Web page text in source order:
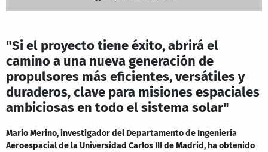
"Si el proyecto tiene éxito, abrirá el
camino a una nueva generación de
propulsores más eficientes, versátiles y
duraderos, clave para misiones espaciales
ambiciosas en todo el sistema solar"
Mario Merino, investigador del Departamento de Ingeniería
Aeroespacial de la Universidad Carlos III de Madrid, ha obtenido